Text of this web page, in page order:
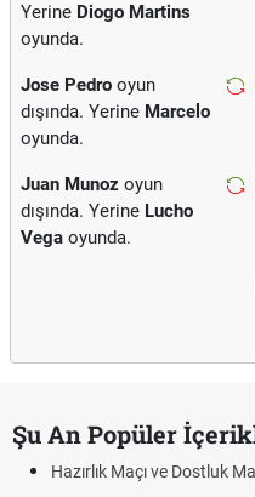
Yerine Diogo Martins
oyunda.
Jose Pedro oyun
dışında. Yerine Marcelo
oyunda.
Juan Munoz oyun
dışında. Yerine Lucho
Vega oyunda.
Şu An Popüler
Hazırlık Maçı ve Dostluk